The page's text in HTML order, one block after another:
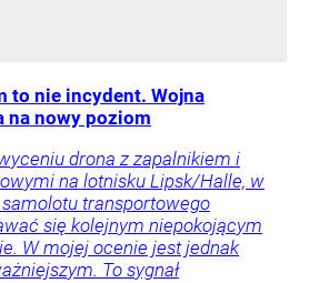
to nie incydent. Wojna
na nowy poziom
drona z zapalnikiem i
na lotnisku Lipsk/Halle, w
transportowego
się kolejnym niepokojącym
W mojej ocenie jest jednak
To sygnał